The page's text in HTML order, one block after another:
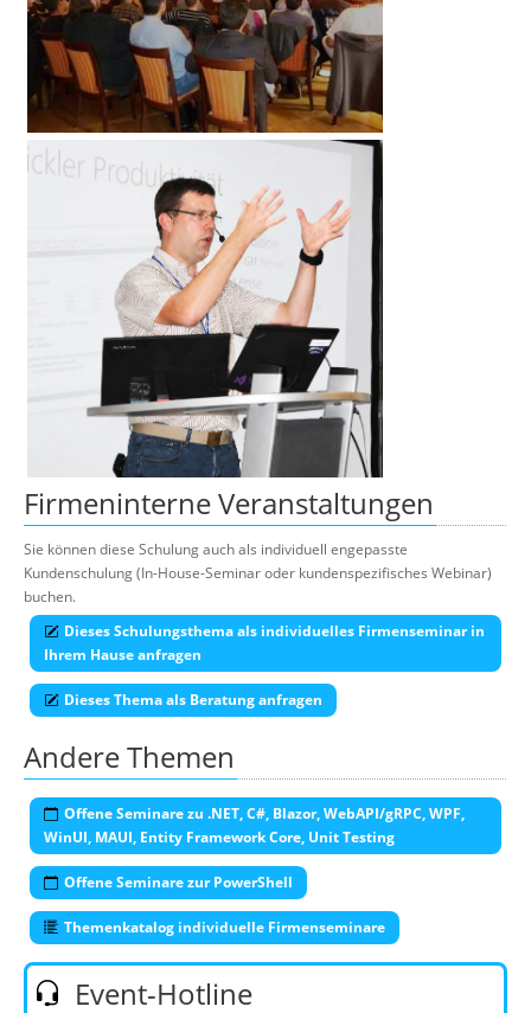
Firmeninterne Veranstaltungen
Sie können diese Schulung auch als individuell engepasste
Kundenschulung (In-House-Seminar oder kundenspezifisches Webinar)
buchen.
Dieses Schulungsthema als individuelles Firmenseminar in
Ihrem Hause anfragen
Dieses Thema als Beratung anfragen
Andere Themen
Offene Seminare zu .NET, C#, Blazor, WebAPI/gRPC, WPF,
WinUI, MAUI, Entity Framework Core, Unit Testing
Offene Seminare zur PowerShell
Themenkatalog individuelle Firmenseminare
Event-Hotline